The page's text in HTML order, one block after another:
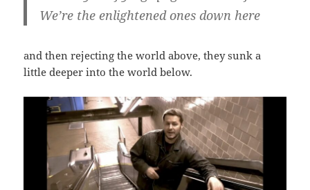
We’re the enlightened ones down here
and then rejecting the world above, they sunk a
little deeper into the world below.